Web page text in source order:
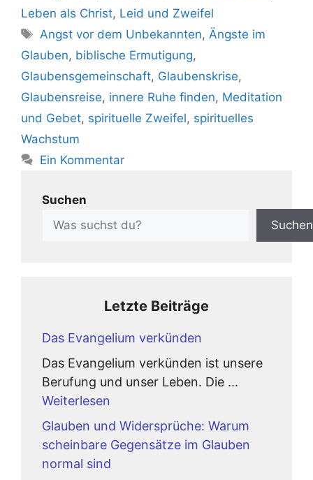
Leben als Christ, Leid und Zweifel
Schlagwörter
Angst vor dem Unbekannten, Ängste im
Glauben, biblische Ermutigung,
Glaubensgemeinschaft, Glaubenskrise,
Glaubensreise, innere Ruhe finden, Meditation
und Gebet, spirituelle Zweifel, spirituelles
Wachstum
Ein Kommentar
Suchen
Suchen
Letzte Beiträge
Das Evangelium verkünden
Das Evangelium verkünden ist unsere
Berufung und unser Leben. Die ...
Weiterlesen
Glauben und Widersprüche: Warum
scheinbare Gegensätze im Glauben
normal sind